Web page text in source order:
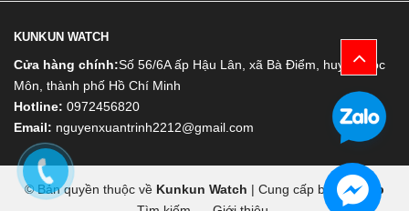
KUNKUN WATCH
Cửa hàng chính:Số 56/6A ấp Hậu Lân, xã Bà Điểm, huyện Hóc
Môn, thành phố Hồ Chí Minh
Hotline: 0972456820
Email: nguyenxuantrinh2212@gmail.com
© Bản quyền thuộc về Kunkun Watch | Cung cấp bởi Bizweb